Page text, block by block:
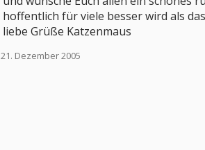
hoffentlich für viele besser wird als
liebe Grüße Katzenmaus
21. Dezember 2005